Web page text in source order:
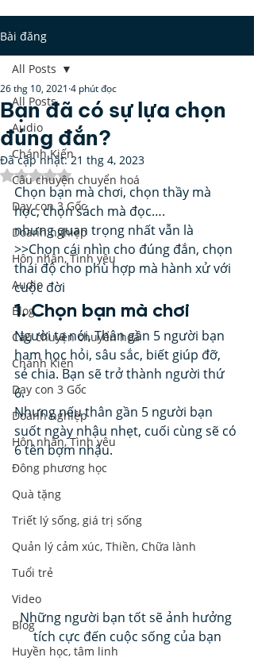
Bài đăng
All Posts
Audio
Chánh Kiến
Câu chuyện chuyển hoá
Dạy con 3 Gốc
Doanh nghiệp
Hôn nhân, Tình yêu
Audio
Blog
Câu chuyện chuyển hoá
Chánh Kiến
Dạy con 3 Gốc
Doanh nghiệp
Hôn nhân, Tình yêu
Đông phương học
Quà tặng
Triết lý sống, giá trị sống
Quản lý cảm xúc, Thiền, Chữa lành
Tuổi trẻ
Video
Blog
Huyền học, tâm linh
All Posts
Bạn đã có sự lựa chọn
đúng đắn?
26 thg 10, 2021 4 phút đọc
Đã cập nhật:21 thg 4, 2023
Đã xếp hạng NaN/5 sao.
Chọn bạn mà chơi, chọn thầy mà
học, chọn sách mà đọc….
nhưng quan trọng nhất vẫn là
>>Chọn cái nhìn cho đúng đắn, chọn
thái độ cho phù hợp mà hành xử với
cuộc đời
1. Chọn bạn mà chơi
Người ta nói, Thân gần 5 người bạn
ham học hỏi, sâu sắc, biết giúp đỡ,
sẻ chia. Bạn sẽ trở thành người thứ
6.
Nhưng nếu thân gần 5 người bạn
suốt ngày nhậu nhẹt, cuối cùng sẽ có
6 tên bợm nhậu.
Những người bạn tốt sẽ ảnh hưởng
tích cực đến cuộc sống của bạn